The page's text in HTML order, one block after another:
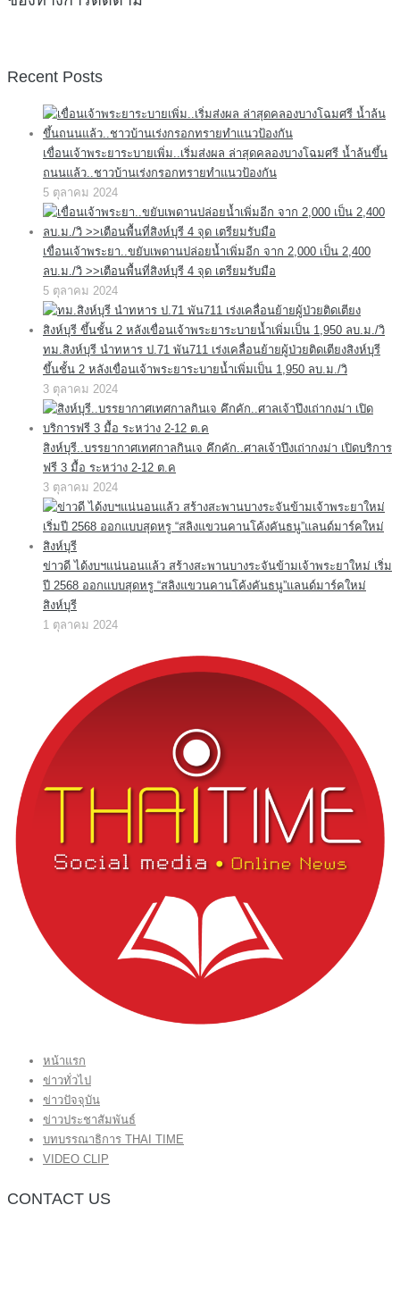
Recent Posts
เขื่อนเจ้าพระยาระบายเพิ่ม..เริ่มส่งผล ล่าสุดคลองบางโฉมศรี น้ำล้นขึ้น
ถนนแล้ว..ชาวบ้านเร่งกรอกทรายทำแนวป้องกัน
5 ตุลาคม 2024
เขื่อนเจ้าพระยา..ขยับเพดานปล่อยน้ำเพิ่มอีก จาก 2,000 เป็น 2,400
ลบ.ม./วิ >>เตือนพื้นที่สิงห์บุรี 4 จุด เตรียมรับมือ
5 ตุลาคม 2024
ทม.สิงห์บุรี นำทหาร ป.71 พัน711 เร่งเคลื่อนย้ายผู้ป่วยติดเตียงสิงห์บุรี
ขึ้นชั้น 2 หลังเขื่อนเจ้าพระยาระบายน้ำเพิ่มเป็น 1,950 ลบ.ม./วิ
3 ตุลาคม 2024
สิงห์บุรี..บรรยากาศเทศกาลกินเจ คึกคัก..ศาลเจ้าปึงเถ่ากงม่า เปิดบริการ
ฟรี 3 มื้อ ระหว่าง 2-12 ต.ค
3 ตุลาคม 2024
ข่าวดี ได้งบฯแน่นอนแล้ว สร้างสะพานบางระจันข้ามเจ้าพระยาใหม่ เริ่ม
ปี 2568 ออกแบบสุดหรู “สลิงแขวนคานโค้งคันธนู”แลนด์มาร์คใหม่
สิงห์บุรี
1 ตุลาคม 2024
หน้าแรก
ข่าวทั่วไป
ข่าวปัจจุบัน
ข่าวประชาสัมพันธ์
บทบรรณาธิการ THAI TIME
VIDEO CLIP
CONTACT US